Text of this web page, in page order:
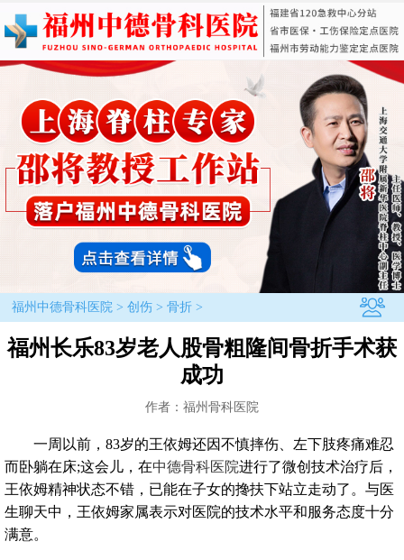
福州中德骨科医院> 创伤> 骨折>
福州长乐83岁老人股骨粗隆间骨折手术获
成功
作者：福州骨科医院
一周以前，83岁的王依姆还因不慎摔伤、左下肢疼痛难忍
而卧躺在床;这会儿，在中德骨科医院进行了微创技术治疗后，
王依姆精神状态不错，已能在子女的搀扶下站立走动了。与医
生聊天中，王依姆家属表示对医院的技术水平和服务态度十分
满意。